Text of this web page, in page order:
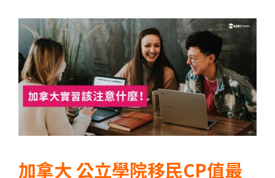
加拿大 公立學院移民CP值最